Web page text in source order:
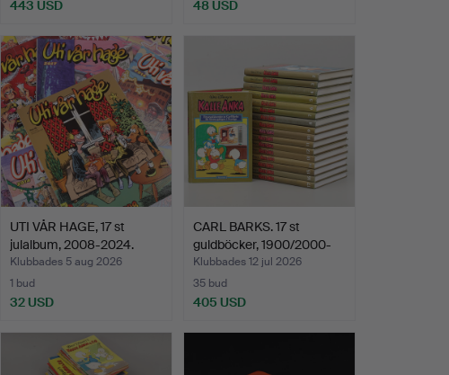
443 USD 48 USD
UTI VÅR HAGE, 17 st
julalbum, 2008-2024.
Klubbades 5 aug 2026
1 bud
32 USD
CARL BARKS. 17 st
guldböcker, 1900/2000-
ta…
Klubbades 12 jul 2026
35 bud
405 USD